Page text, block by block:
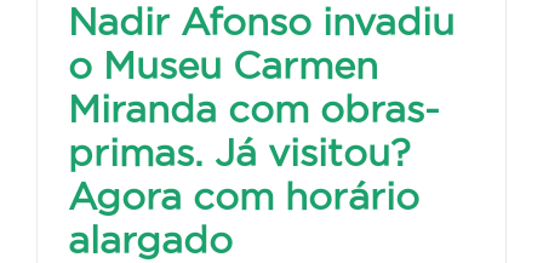
Nadir Afonso invadiu
o Museu Carmen
Miranda com obras-
primas. Já visitou?
Agora com horário
alargado